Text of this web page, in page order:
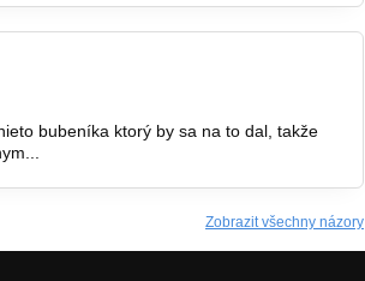
bubeníka ktorý by sa na to dal, takže
Zobrazit všechny názory